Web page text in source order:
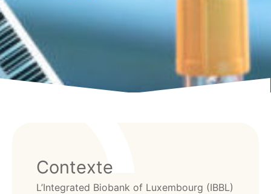
Contexte
L’Integrated Biobank of Luxembourg (IBBL)